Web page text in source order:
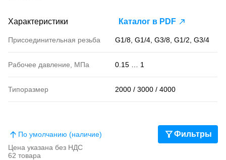
Характеристики Каталог в PDF
Присоединительная резьба G1/8, G1/4, G3/8, G1/2, G3/4
Рабочее давление, МПа 0.15 … 1
Типоразмер 2000 / 3000 / 4000
62 товара
Цена указана без НДС
По умолчанию (наличие) Фильтры